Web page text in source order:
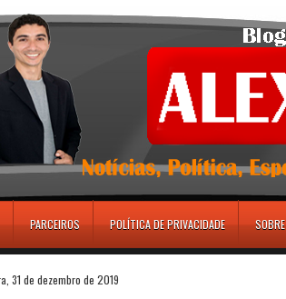
PARCEIROS POLÍTICA DE PRIVACIDADE
31 de dezembro de 2019